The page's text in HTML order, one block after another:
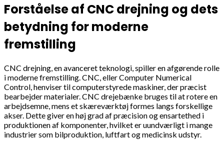
Forståelse af CNC drejning og dets
betydning for moderne
fremstilling
CNC drejning, en avanceret teknologi, spiller en afgørende rolle
i moderne fremstilling. CNC, eller Computer Numerical
Control, henviser til computerstyrede maskiner, der præcist
bearbejder materialer. CNC drejebænke bruges til at rotere en
arbejdsemne, mens et skæreværktøj formes langs forskellige
akser. Dette giver en høj grad af præcision og ensartethed i
produktionen af komponenter, hvilket er uundværligt i mange
industrier som bilproduktion, luftfart og medicinsk udstyr.